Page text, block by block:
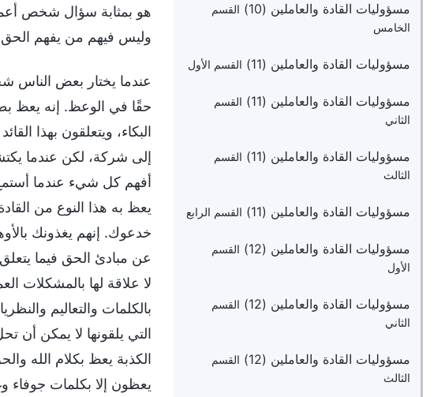
مسؤوليات القادة والعاملين (10)
القسم
الخامس
مسؤوليات القادة والعاملين (11) القسم الأول
مسؤوليات القادة والعاملين (11)
القسم
الثاني
مسؤوليات القادة والعاملين (11)
القسم
الثالث
مسؤوليات القادة والعاملين (11) القسم الرابع
مسؤوليات القادة والعاملين (12)
القسم
الأول
مسؤوليات القادة والعاملين (12)
القسم
الثاني
مسؤوليات القادة والعاملين (12)
القسم
الثالث
هو بمثابة سؤال شخص
وليس فيهم من يفهم
عندما يختار بعض الناس
حقًا في الوعظ. إنه يعظ
البكاء، ويتعلقون بهذا
إلى شركة، لكن عندما
أفهم كل شيء عندما
يعظ به هذا النوع من
خدعوك. إنهم يغذونك
عن مبادئ الحق فيما
لا علاقة لها بالمشكلات
بالكلمات والتعاليم
التي يلقونها لا يمكن أن
الكذبة يعظ بكلام الله
يعظون إلا بكلمات